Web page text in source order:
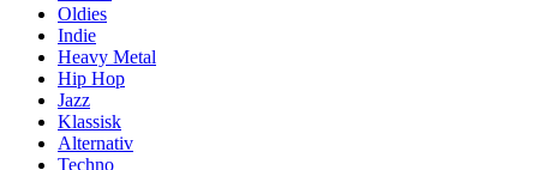
Oldies
Indie
Heavy Metal
Hip Hop
Jazz
Klassisk
Alternativ
Techno